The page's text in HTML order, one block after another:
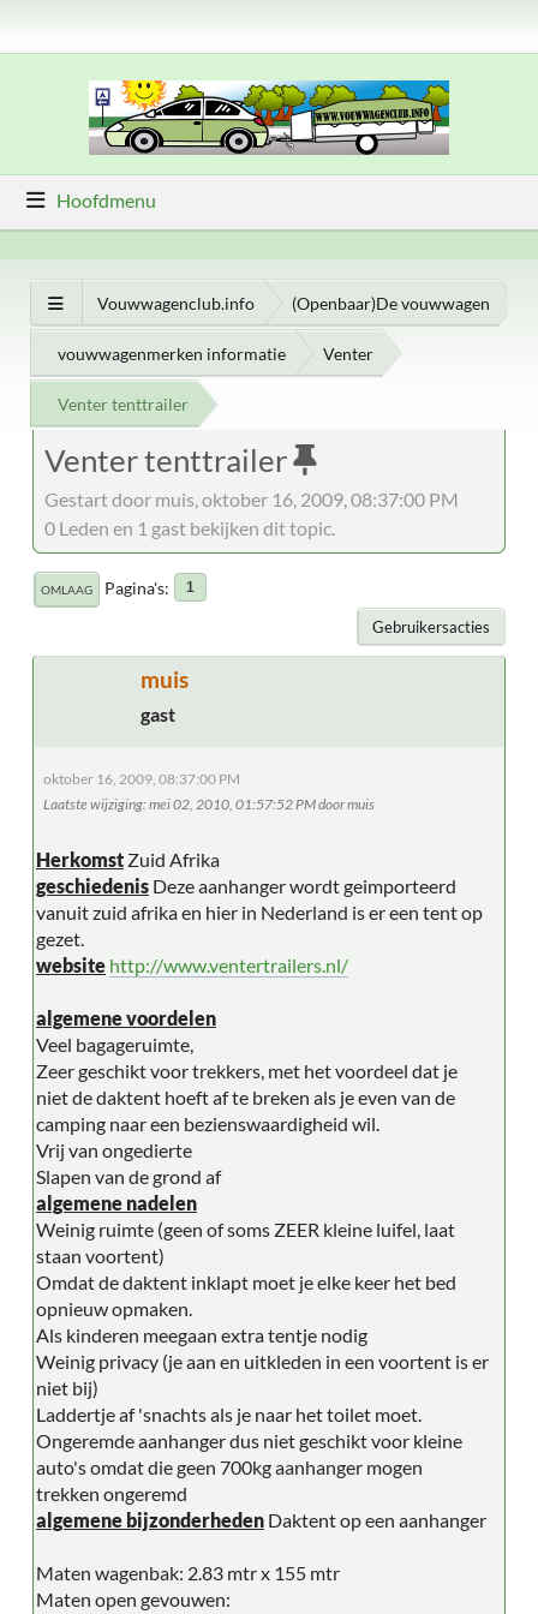
Hoofdmenu
Vouwwagenclub.info (Openbaar)De vouwwagen
vouwwagenmerken informatie Venter
Venter tenttrailer
Venter tenttrailer
Gestart door muis, oktober 16, 2009, 08:37:00 PM
0 Leden en 1 gast bekijken dit topic.
OMLAAG Pagina's 1
Gebruikersacties
muis
gast
oktober 16, 2009, 08:37:00 PM
Laatste wijziging: mei 02, 2010, 01:57:52 PM door muis
Herkomst Zuid Afrika
geschiedenis Deze aanhanger wordt geimporteerd
vanuit zuid afrika en hier in Nederland is er een tent op
gezet.
website http://www.ventertrailers.nl/
algemene voordelen
Veel bagageruimte,
Zeer geschikt voor trekkers, met het voordeel dat je
niet de daktent hoeft af te breken als je even van de
camping naar een bezienswaardigheid wil.
Vrij van ongedierte
Slapen van de grond af
algemene nadelen
Weinig ruimte (geen of soms ZEER kleine luifel, laat
staan voortent)
Omdat de daktent inklapt moet je elke keer het bed
opnieuw opmaken.
Als kinderen meegaan extra tentje nodig
Weinig privacy (je aan en uitkleden in een voortent is er
niet bij)
Laddertje af 'snachts als je naar het toilet moet.
Ongeremde aanhanger dus niet geschikt voor kleine
auto's omdat die geen 700kg aanhanger mogen
trekken ongeremd
algemene bijzonderheden Daktent op een aanhanger
Maten wagenbak: 2.83 mtr x 155 mtr
Maten open gevouwen: